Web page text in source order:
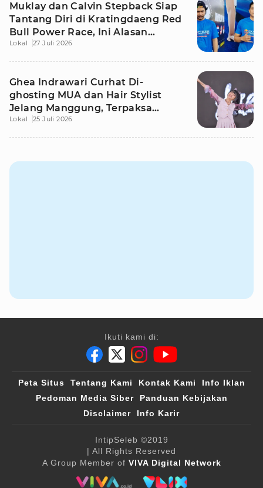
Muklay dan Calvin Stepback Siap
Tantang Diri di Kratingdaeng Red
Bull Power Race, Ini Alasan
Mereka!
Lokal 27 Juli 2026
Ghea Indrawari Curhat Di-
ghosting MUA dan Hair Stylist
Jelang Manggung, Terpaksa
Dandan Sendiri
Lokal 25 Juli 2026
Ikuti kami di:
Peta Situs Tentang Kami Kontak Kami
Info Iklan
Pedoman Media Siber
Panduan Kebijakan
Disclaimer
Info Karir
IntipSeleb ©2019
| All Rights Reserved
A Group Member of VIVA Digital Network